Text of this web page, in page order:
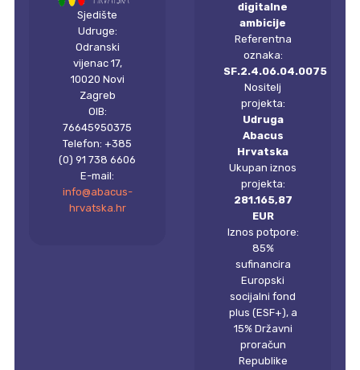
Sjedište
Udruge:
Odranski
vijenac 17,
10020 Novi
Zagreb
OIB:
76645950375
Telefon: +385
(0) 91 738 6606
E-mail:
info@abacus-
hrvatska.hr
digitalne
ambicije
Referentna
oznaka:
SF.2.4.06.04.0075
Nositelj
projekta:
Udruga
Abacus
Hrvatska
Ukupan iznos
projekta:
281.165,87
EUR
Iznos potpore:
85%
sufinancira
Europski
socijalni fond
plus (ESF+), a
15% Državni
proračun
Republike